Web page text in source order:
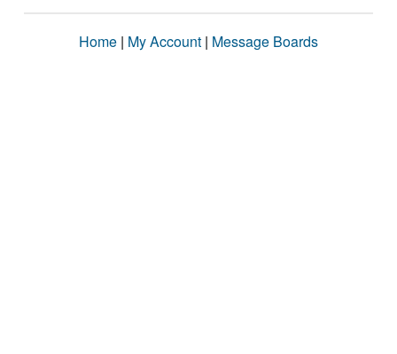
Home | My Account | Message Boards